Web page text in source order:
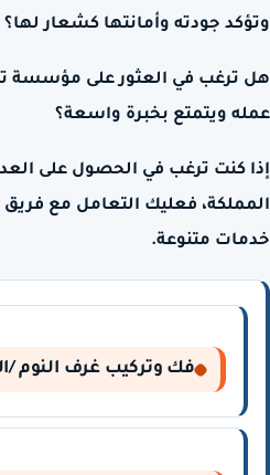
وتؤكد جودته وأمانتها كشعار لها؟
هل ترغب في العثور على مؤسسة
عمله ويتمتع بخبرة واسعة؟
إذا كنت ترغب في الحصول على
المملكة، فعليك التعامل مع
خدمات متنوعة.
فك وتركيب غرف النوم /